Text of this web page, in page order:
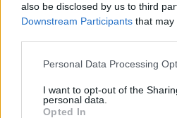
also be disclosed by us to third
Downstream Participants that may
Personal Data Processing
I want to opt-out of the
personal data.
Opted In
Helyi
Amire
másodfokúra